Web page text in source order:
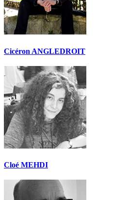
Cicéron ANGLEDROIT
Cloé MEHDI